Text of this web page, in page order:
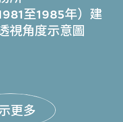
至1985年）建
視角度示意圖
更多